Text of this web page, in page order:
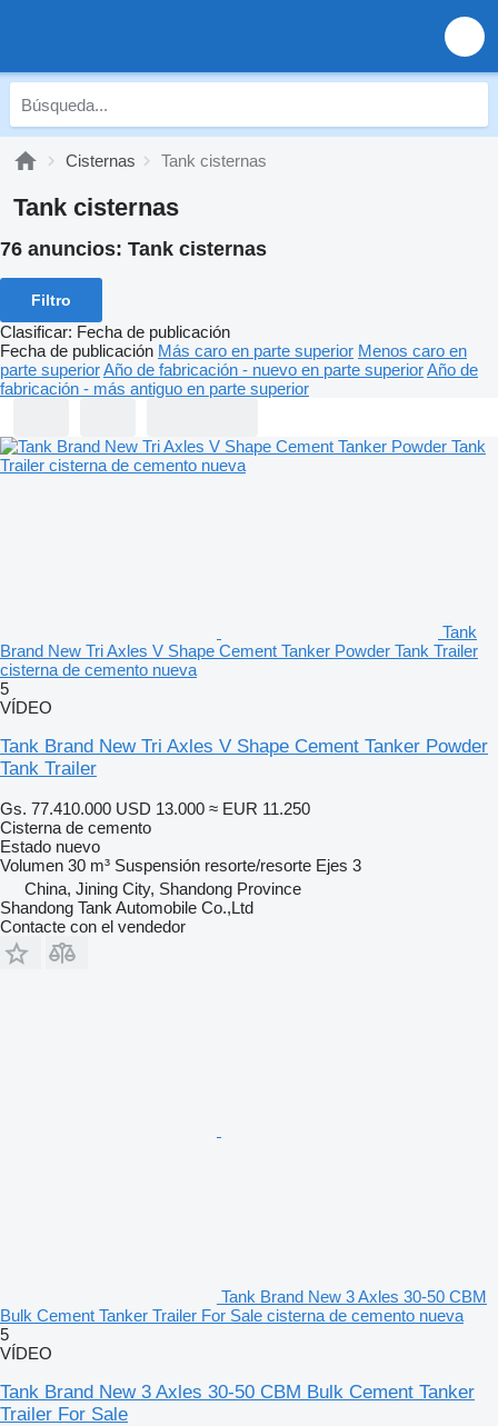
Cisternas Tank cisternas
Tank cisternas
76 anuncios: Tank cisternas
Filtro
Clasificar: Fecha de publicación
Fecha de publicación Más caro en parte superior Menos caro en
parte superiorAño de fabricación - nuevo en parte superiorAño de
fabricación - más antiguo en parte superior
Tank
Brand New Tri Axles V Shape Cement Tanker Powder Tank Trailer
cisterna de cemento nueva
5
VÍDEO
Tank Brand New Tri Axles V Shape Cement Tanker Powder
Tank Trailer
Gs. 77.410.000 USD 13.000 ≈ EUR 11.250
Cisterna de cemento
Estado nuevo
Volumen 30 m³ Suspensión resorte/resorte Ejes 3
China, Jining City, Shandong Province
Shandong Tank Automobile Co.,Ltd
Contacte con el vendedor
Tank Brand New 3 Axles 30-50 CBM
Bulk Cement Tanker Trailer For Sale cisterna de cemento nueva
5
VÍDEO
Tank Brand New 3 Axles 30-50 CBM Bulk Cement Tanker
Trailer For Sale